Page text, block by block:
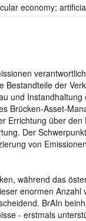
economy;
der
und
Brücken-Asset-
Errichtung über
Der
von
während das
enormen
BrAIn
- erstmals